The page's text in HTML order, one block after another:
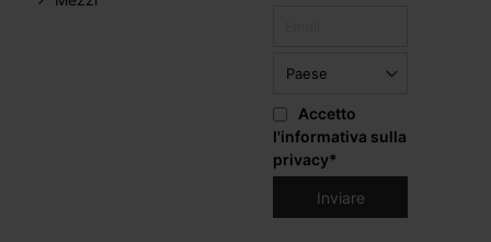
Accetto
l'informativa sulla
privacy*